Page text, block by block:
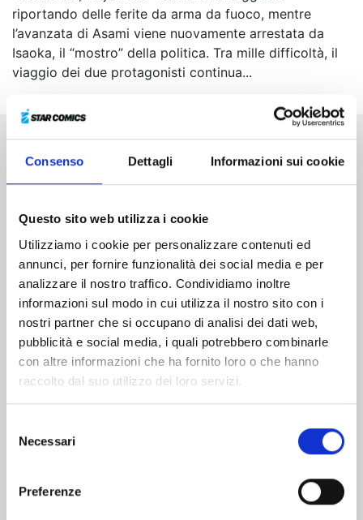
Consenso Dettagli Informazioni sui cookie
Questo sito web utilizza i cookie
Utilizziamo i cookie per personalizzare contenuti ed
annunci, per fornire funzionalità dei social media e per
analizzare il nostro traffico. Condividiamo inoltre
informazioni sul modo in cui utilizza il nostro sito con i
nostri partner che si occupano di analisi dei dati web,
pubblicità e social media, i quali potrebbero combinarle
con altre informazioni che ha fornito loro o che hanno
raccolto dal suo utilizzo dei loro servizi.
delNecessari
Preferenze
riportando delle ferite da arma da fuoco, mentre
l’avanzata di Asami viene nuovamente arrestata da
Isaoka, il “mostro” della politica. Tra mille difficoltà, il
viaggio dei due protagonisti continua...
Altri volumi della serie